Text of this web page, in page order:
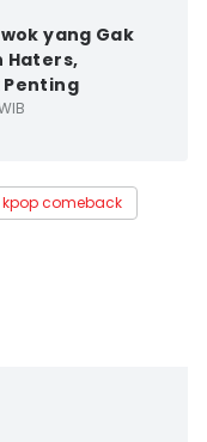
yang Gak
Haters,
Penting
comeback